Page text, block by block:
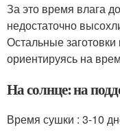
За это время влага
недостаточно
Остальные
ориентируясь на
На солнце: на
Время сушки : 3-10